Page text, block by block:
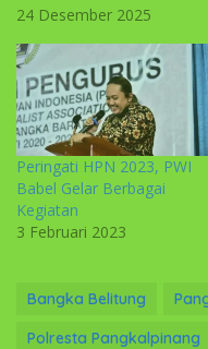
24 Desember 2025
Peringati HPN 2023, PWI
Babel Gelar Berbagai
Kegiatan
3 Februari 2023
Bangka Belitung
Polresta Pangkalpinang